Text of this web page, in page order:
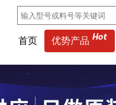
首页 优势产品